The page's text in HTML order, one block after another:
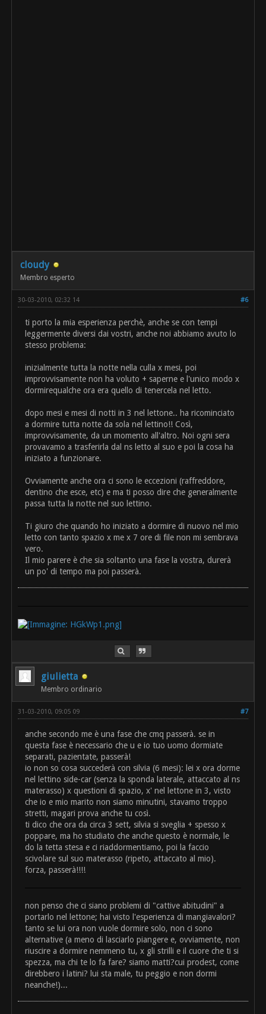
cloudy
Membro esperto
#6
30-03-2010, 02:32 14
ti porto la mia esperienza perchè, anche se con tempi
leggermente diversi dai vostri, anche noi abbiamo avuto lo
stesso problema:
inizialmente tutta la notte nella culla x mesi, poi
improvvisamente non ha voluto + saperne e l'unico modo x
dormirequalche ora era quello di tenercela nel letto.
dopo mesi e mesi di notti in 3 nel lettone.. ha ricominciato
a dormire tutta notte da sola nel lettino!! Così,
improvvisamente, da un momento all'altro. Noi ogni sera
provavamo a trasferirla dal ns letto al suo e poi la cosa ha
iniziato a funzionare.
Ovviamente anche ora ci sono le eccezioni (raffreddore,
dentino che esce, etc) e ma ti posso dire che generalmente
passa tutta la notte nel suo lettino.
Ti giuro che quando ho iniziato a dormire di nuovo nel mio
letto con tanto spazio x me x 7 ore di file non mi sembrava
vero.
Il mio parere è che sia soltanto una fase la vostra, durerà
un po' di tempo ma poi passerà.
giulietta
Membro ordinario
#7
31-03-2010, 09:05 09
anche secondo me è una fase che cmq passerà. se in
questa fase è necessario che u e io tuo uomo dormiate
separati, pazientate, passerà!
io non so cosa succederà con silvia (6 mesi): lei x ora dorme
nel lettino side-car (senza la sponda laterale, attaccato al ns
materasso) x questioni di spazio, x' nel lettone in 3, visto
che io e mio marito non siamo minutini, stavamo troppo
stretti, magari prova anche tu così.
ti dico che ora da circa 3 sett, silvia si sveglia + spesso x
poppare, ma ho studiato che anche questo è normale, le
do la tetta stesa e ci riaddormentiamo, poi la faccio
scivolare sul suo materasso (ripeto, attaccato al mio).
forza, passerà!!!!
non penso che ci siano problemi di "cattive abitudini" a
portarlo nel lettone; hai visto l'esperienza di mangiavalori?
tanto se lui ora non vuole dormire solo, non ci sono
alternative (a meno di lasciarlo piangere e, ovviamente, non
riuscire a dormire nemmeno tu, x gli strilli e il cuore che ti si
spezza, ma chi te lo fa fare? siamo matti?cui prodest, come
direbbero i latini? lui sta male, tu peggio e non dormi
neanche!)...